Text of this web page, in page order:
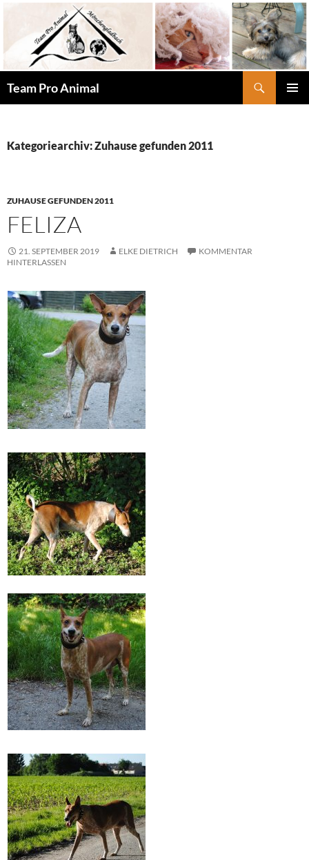
springen
Team Pro Animal
Kategoriearchiv: Zuhause gefunden 2011
ZUHAUSE GEFUNDEN 2011
FELIZA
21. SEPTEMBER 2019 ELKE DIETRICH
KOMMENTAR
HINTERLASSEN